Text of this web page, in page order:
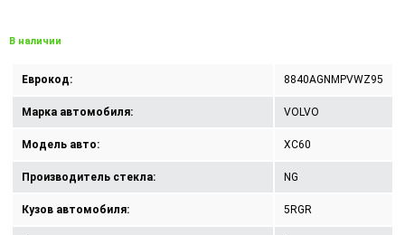
В наличии
Еврокод: 8840AGNMPVWZ95
Марка автомобиля: VOLVO
Модель авто: XC60
Производитель стекла: NG
Кузов автомобиля: 5RGR